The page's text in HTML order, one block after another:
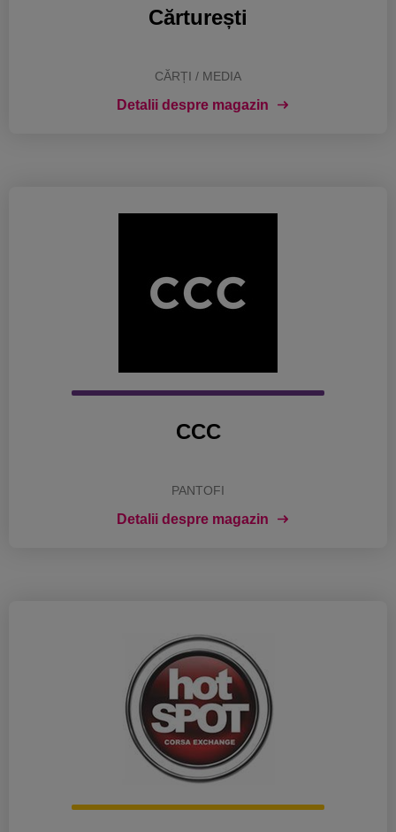
Cărturești
CĂRȚI / MEDIA
Detalii despre magazin
CCC
PANTOFI
Detalii despre magazin